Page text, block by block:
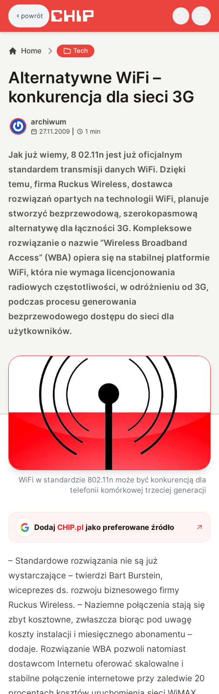
powrót
Home Tech
Alternatywne WiFi –
konkurencja dla sieci 3G
A
archiwum
27.11.2009 1 min
Jak już wiemy, 8 02.11n jest już oficjalnym
standardem transmisji danych WiFi. Dzięki
temu, firma Ruckus Wireless, dostawca
rozwiązań opartych na technologii WiFi, planuje
stworzyć bezprzewodową, szerokopasmową
alternatywę dla łączności 3G. Kompleksowe
rozwiązanie o nazwie “Wireless Broadband
Access” (WBA) opiera się na stabilnej platformie
WiFi, która nie wymaga licencjonowania
radiowych częstotliwości, w odróżnieniu od 3G,
podczas procesu generowania
bezprzewodowego dostępu do sieci dla
użytkowników.
WiFi w standardzie 802.11n może być konkurencją dla
telefonii komórkowej trzeciej generacji
DodajCHIP.pl jako preferowane źródło
– Standardowe rozwiązania nie są już
wystarczające – twierdzi Bart Burstein,
wiceprezes ds. rozwoju biznesowego firmy
Ruckus Wireless. – Naziemne połączenia stają się
zbyt kosztowne, zwłaszcza biorąc pod uwagę
koszty instalacji i miesięcznego abonamentu –
dodaje. Rozwiązanie WBA pozwoli natomiast
dostawcom Internetu oferować skalowalne i
stabilne połączenie internetowe przy zaledwie 20